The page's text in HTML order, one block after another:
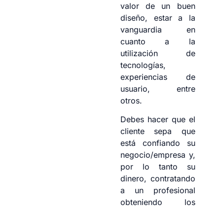
valor de un buen
diseño, estar a la
vanguardia en
cuanto a la
utilización de
tecnologías,
experiencias de
usuario, entre
otros.
Debes hacer que el
cliente sepa que
está confiando su
negocio/empresa y,
por lo tanto su
dinero, contratando
a un profesional
obteniendo los